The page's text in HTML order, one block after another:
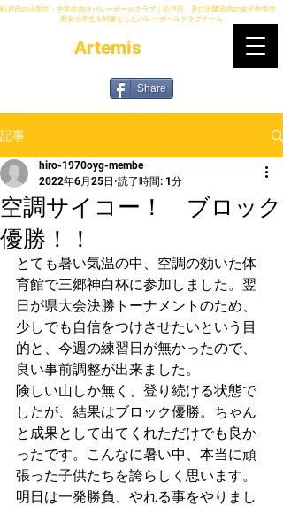
Artemis
Share
松戸市の小学生・中学生向けバレーボールクラブ｜松戸市、及び近隣市内の女子中学生、
男女小学生を対象としたバレーボールクラブチーム
記事
空調サイコー！ ブロック
優勝！！
hiro-1970oyg-membe
2022年6月25日 読了時間: 1分
とても暑い気温の中、空調の効いた体
育館で三郷神白杯に参加しました。翌
日が県大会決勝トーナメントのため、
少しでも自信をつけさせたいという目
的と、今週の練習日が無かったので、
良い事前調整が出来ました。
険しい山しか無く、登り続ける状態で
したが、結果はブロック優勝。ちゃん
と成果として出てくれただけでも良か
ったです。こんなに暑い中、本当に頑
張った子供たちを誇らしく思います。
明日は一発勝負、やれる事をやりまし